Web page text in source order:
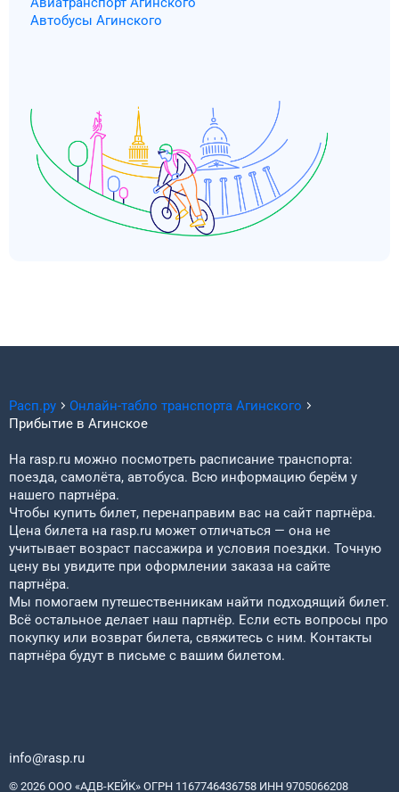
Автобусы Агинского
Расп.ру Онлайн-табло транспорта Агинского
Прибытие в Агинское
На rasp.ru можно посмотреть расписание транспорта:
поезда, самолёта, автобуса. Всю информацию берём у
нашего партнёра.
Чтобы купить билет, перенаправим вас на сайт партнёра.
Цена билета на rasp.ru может отличаться — она не
учитывает возраст пассажира и условия поездки. Точную
цену вы увидите при оформлении заказа на сайте
партнёра.
Мы помогаем путешественникам найти подходящий билет.
Всё остальное делает наш партнёр. Если есть вопросы про
покупку или возврат билета, свяжитесь с ним. Контакты
партнёра будут в письме с вашим билетом.
info@rasp.ru
© 2026 ООО «АДВ-КЕЙК» ОГРН 1167746436758 ИНН 9705066208